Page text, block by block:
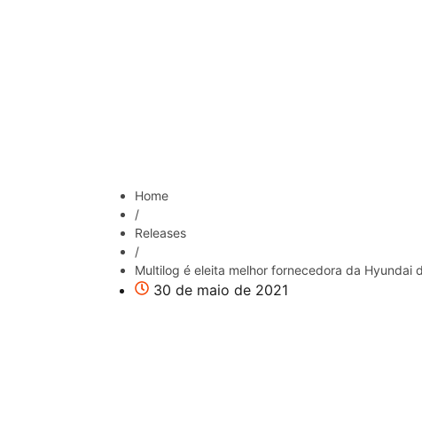
Home
/
Releases
/
Multilog é eleita melhor fornecedora da Hyundai
30 de maio de 2021